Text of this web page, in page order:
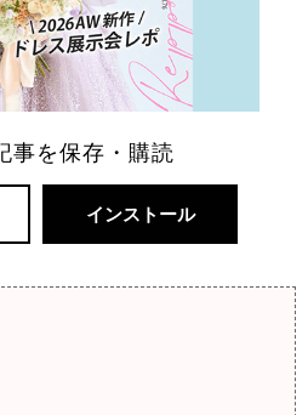
事を保存・購読
インストール